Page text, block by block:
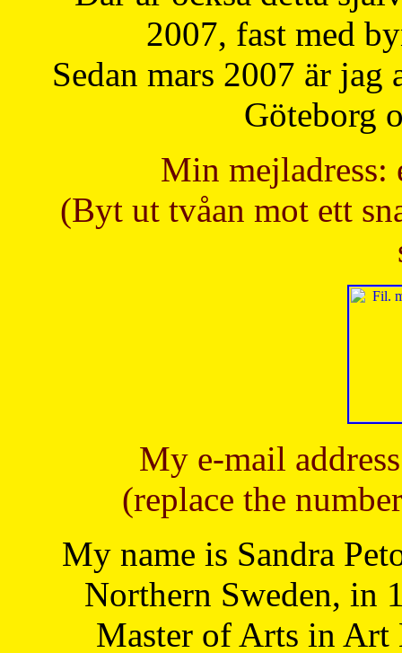
2007, fast med
Sedan mars 2007 är
Göteborg
Min mejladress:
(Byt ut tvåan mot ett
My e-mail
(replace the
My name is Sandra
Northern Sweden, in
Master of Arts in Art